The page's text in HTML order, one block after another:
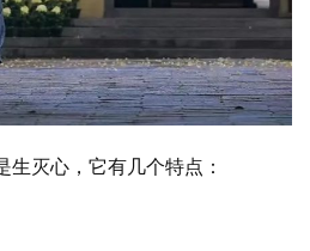
生灭心，它有几个特点：